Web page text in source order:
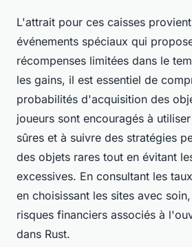
L'attrait pour ces caisses
événements spéciaux qui
récompenses limitées dans le
les gains, il est essentiel de
probabilités d'acquisition des
joueurs sont encouragés à
sûres et à suivre des stratégies
des objets rares tout en évitant
excessives. En consultant les
en choisissant les sites avec
risques financiers associés à
dans Rust.